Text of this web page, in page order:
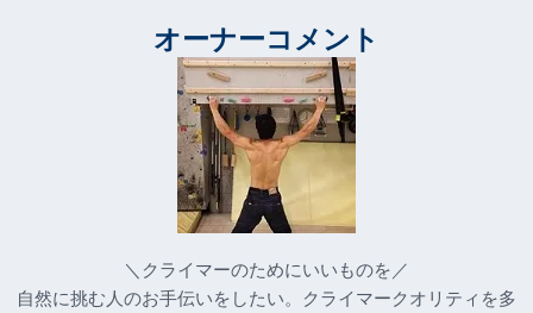
オーナーコメント
＼クライマーのためにいいものを／
自然に挑む人のお手伝いをしたい。クライマークオリティを多